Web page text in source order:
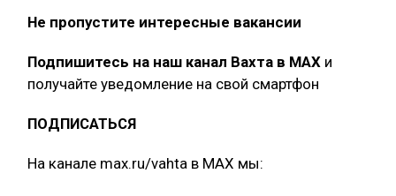
Не пропустите интересные вакансии
Подпишитесь на наш канал Вахта в МАХ и
получайте уведомление на свой смартфон
ПОДПИСАТЬСЯ
На канале max.ru/vahta в MAX мы: